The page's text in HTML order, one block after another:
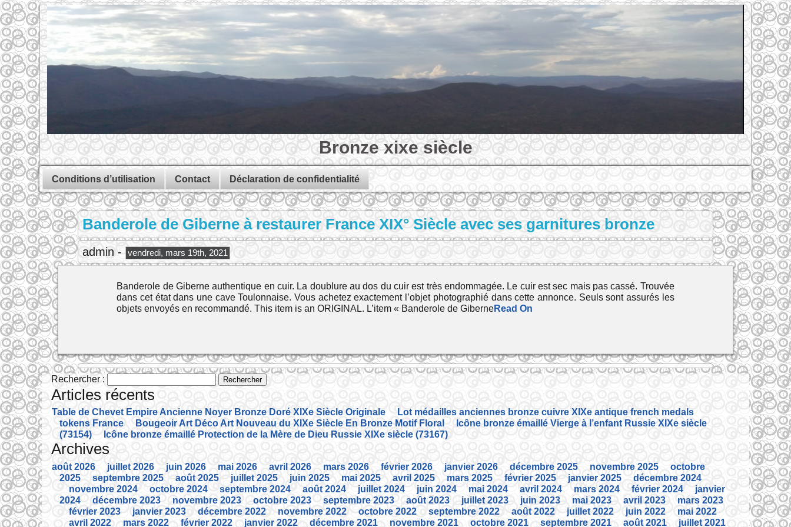
Bronze xixe siècle
Conditions d’utilisation Contact Déclaration de confidentialité
Banderole de Giberne à restaurer France XIX° Siècle avec ses garnitures bronze
admin - vendredi, mars 19th, 2021
Banderole de Giberne authentique en cuir. La doublure au dos du cuir est très endommagée. Le cuir est sec mais pas cassé. Trouvée
dans cet état dans une cave Toulonnaise. Vous achetez exactement l’objet photographié dans cette annonce. Seuls sont assurés les
objets envoyés en recommandé. This item is an ORIGINAL. L’item « Banderole de GiberneRead On
Rechercher :
Articles récents
Table de Chevet Empire Ancienne Noyer Bronze Doré XIXe Siècle Originale
Lot médailles anciennes bronze cuivre XIXe antique french medals
tokens France
Bougeoir Art Déco Art Nouveau du XIXe Siècle En Bronze Motif Floral
Icône bronze émaillé Vierge à l’enfant Russie XIXe siècle
(73154)
Icône bronze émaillé Protection de la Mère de Dieu Russie XIXe siècle (73167)
Archives
août 2026 juillet 2026 juin 2026 mai 2026 avril 2026 mars 2026 février 2026 janvier 2026 décembre 2025 novembre 2025
octobre
2025
septembre 2025 août 2025 juillet 2025 juin 2025 mai 2025 avril 2025 mars 2025 février 2025 janvier 2025
décembre 2024
novembre 2024
octobre 2024 septembre 2024 août 2024 juillet 2024 juin 2024 mai 2024 avril 2024 mars 2024 février 2024
janvier
2024
décembre 2023 novembre 2023 octobre 2023 septembre 2023 août 2023 juillet 2023 juin 2023 mai 2023 avril 2023
mars 2023
février 2023
janvier 2023 décembre 2022 novembre 2022 octobre 2022 septembre 2022 août 2022 juillet 2022 juin 2022
mai 2022
avril 2022
mars 2022 février 2022 janvier 2022 décembre 2021 novembre 2021 octobre 2021 septembre 2021 août 2021 juillet 2021